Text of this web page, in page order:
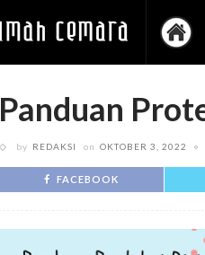
Panduan
by REDAKSI on OKTOBER 3, 2022
FACEBOOK